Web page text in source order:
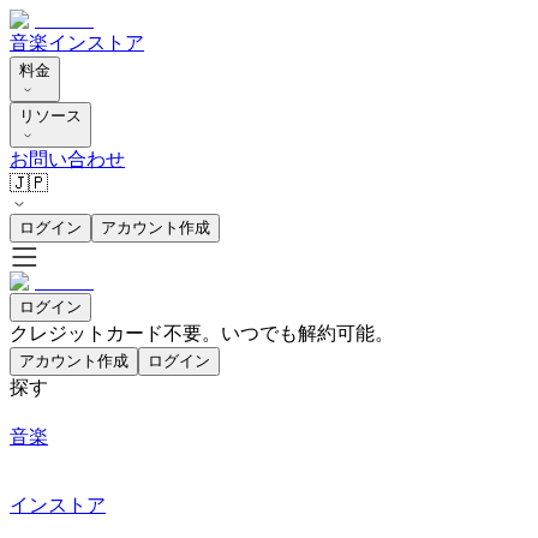
音楽インストア
料金
リソース
お問い合わせ
🇯🇵
ログイン アカウント作成
ログイン
クレジットカード不要。いつでも解約可能。
アカウント作成 ログイン
探す
音楽
インストア